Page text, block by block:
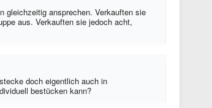
gleichzeitig ansprechen. Verkauften sie
aus. Verkauften sie jedoch acht,
doch eigentlich auch in
bestücken kann?